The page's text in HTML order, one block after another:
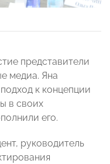
представители
медиа. Яна
к концепции
в своих
его.
руководитель